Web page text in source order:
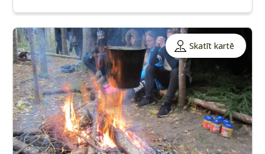
Skatīt kartē